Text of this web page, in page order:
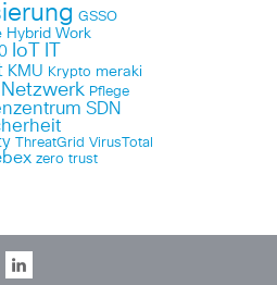
GSSO
Hybrid Work
IoT
KMU Krypto meraki
Netzwerk Pflege
SDN
ThreatGrid VirusTotal
zero trust